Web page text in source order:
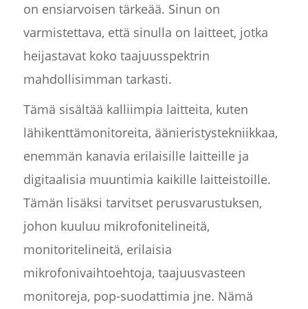
on ensiarvoisen tärkeää. Sinun on
varmistettava, että sinulla on laitteet, jotka
heijastavat koko taajuusspektrin
mahdollisimman tarkasti.
Tämä sisältää kalliimpia laitteita, kuten
lähikenttämonitoreita, äänieristystekniikkaa,
enemmän kanavia erilaisille laitteille ja
digitaalisia muuntimia kaikille laitteistoille.
Tämän lisäksi tarvitset perusvarustuksen,
johon kuuluu mikrofonitelineitä,
monitoritelineitä, erilaisia
mikrofonivaihtoehtoja, taajuusvasteen
monitoreja, pop-suodattimia jne. Nämä